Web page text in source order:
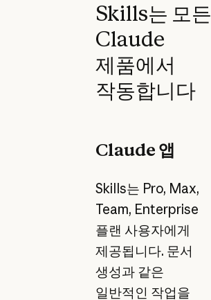
Skills는 모든
Claude
제품에서
작동합니다
Claude 앱
Skills는 Pro, Max,
Team, Enterprise
플랜 사용자에게
제공됩니다. 문서
생성과 같은
일반적인 작업을